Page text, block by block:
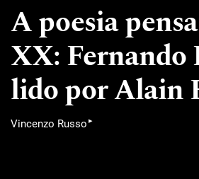
A poesia
XX: Fernando
lido por Alain
Vincenzo Russo ▸